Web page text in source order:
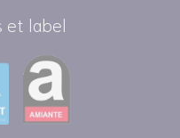
et label